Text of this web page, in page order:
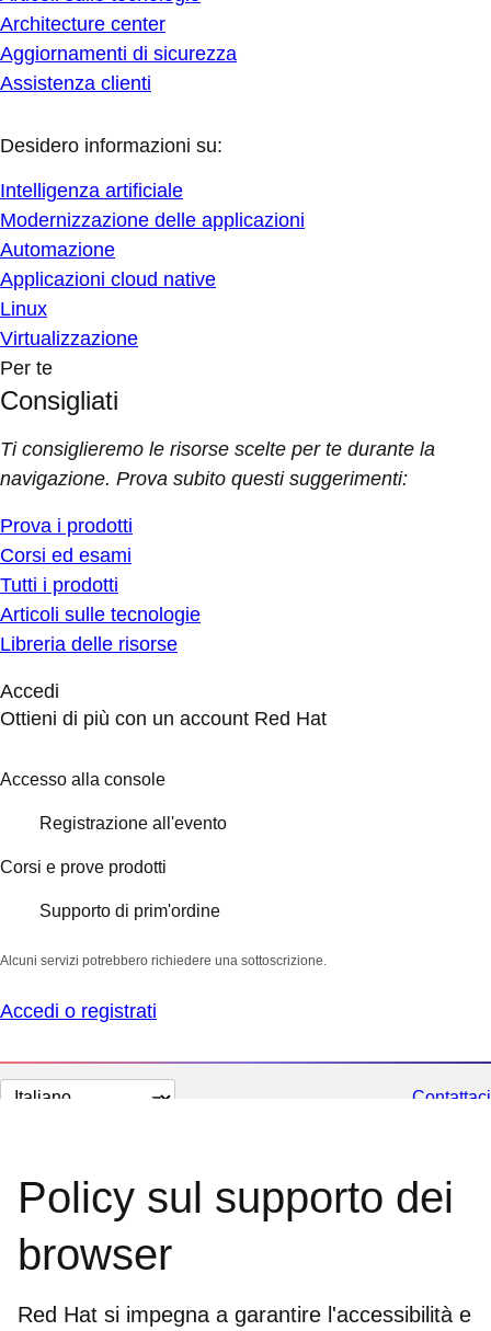
Architecture center
Aggiornamenti di sicurezza
Assistenza clienti
Desidero informazioni su:
Intelligenza artificiale
Modernizzazione delle applicazioni
Automazione
Applicazioni cloud native
Linux
Virtualizzazione
Per te
Consigliati
Ti consiglieremo le risorse scelte per te durante la
navigazione. Prova subito questi suggerimenti:
Prova i prodotti
Corsi ed esami
Tutti i prodotti
Articoli sulle tecnologie
Libreria delle risorse
Accedi
Ottieni di più con un account Red Hat
Accesso alla console
Registrazione all'evento
Corsi e prove prodotti
Supporto di prim'ordine
Alcuni servizi potrebbero richiedere una sottoscrizione.
Accedi o registrati
Cambia
Contattaci
Policy sul supporto dei
browser
Red Hat si impegna a garantire l'accessibilità e